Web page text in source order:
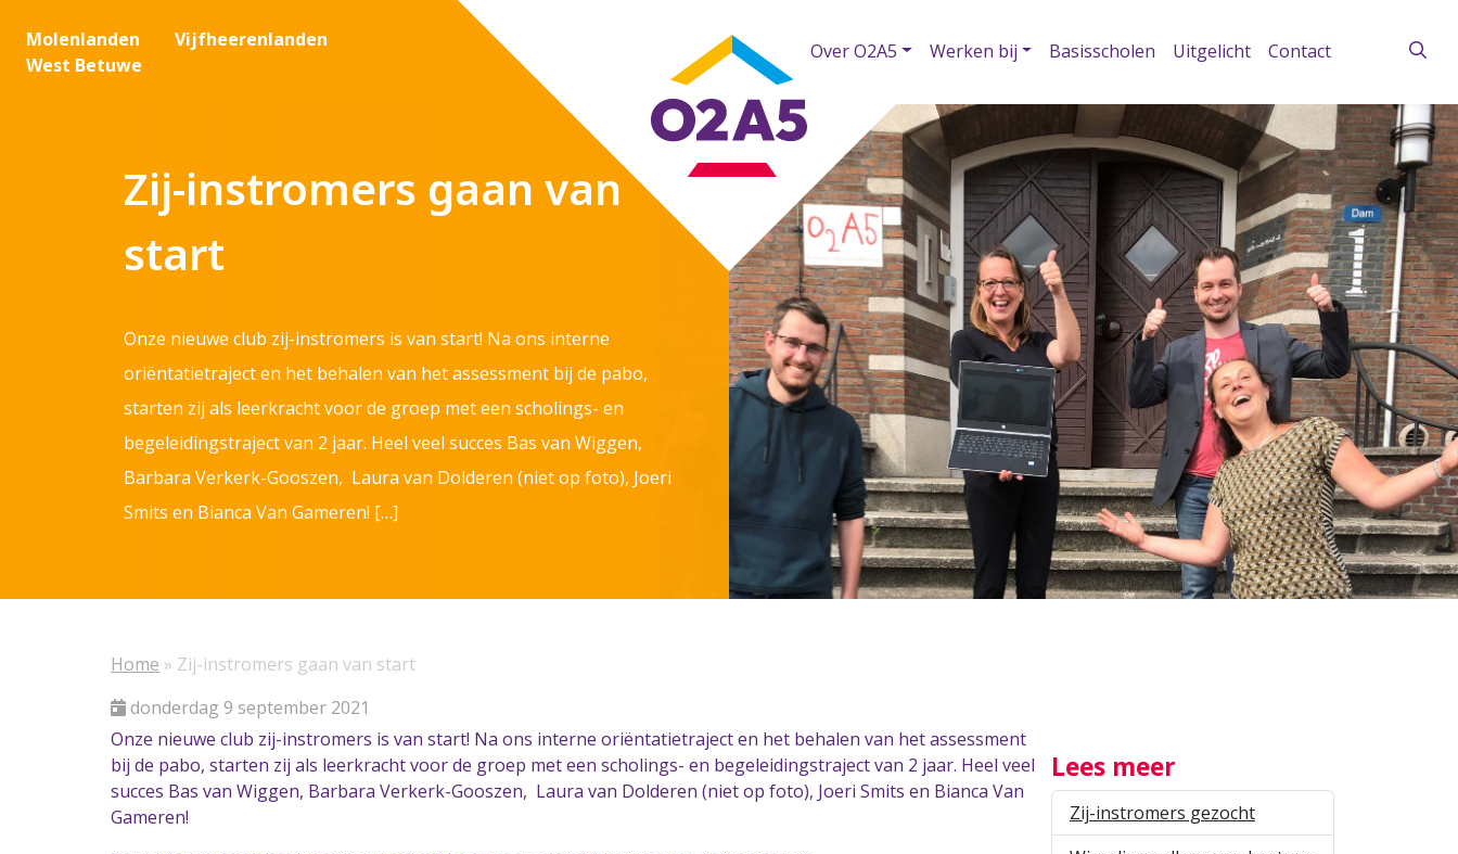
Molenlanden
Vijfheerenlanden
West Betuwe
Over O2A5 Werken bij Basisscholen Uitgelicht Contact
Zij-instromers gaan van
start
Onze nieuwe club zij-instromers is van start! Na ons interne
oriëntatietraject en het behalen van het assessment bij de pabo,
starten zij als leerkracht voor de groep met een scholings- en
begeleidingstraject van 2 jaar. Heel veel succes Bas van Wiggen,
Barbara Verkerk-Gooszen, Laura van Dolderen (niet op foto), Joeri
Smits en Bianca Van Gameren! […]
Home » Zij-instromers gaan van start
donderdag 9 september 2021
Onze nieuwe club zij-instromers is van start! Na ons interne oriëntatietraject en het behalen van het assessment
bij de pabo, starten zij als leerkracht voor de groep met een scholings- en begeleidingstraject van 2 jaar. Heel veel
succes Bas van Wiggen, Barbara Verkerk-Gooszen, Laura van Dolderen (niet op foto), Joeri Smits en Bianca Van
Gameren!
Lees meer
Zij-instromers gezocht